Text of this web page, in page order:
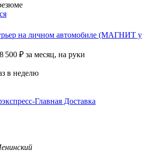
на личном автомобиле (МАГНИТ у
500 ₽ за месяц, на руки
в неделю
Главная Доставка